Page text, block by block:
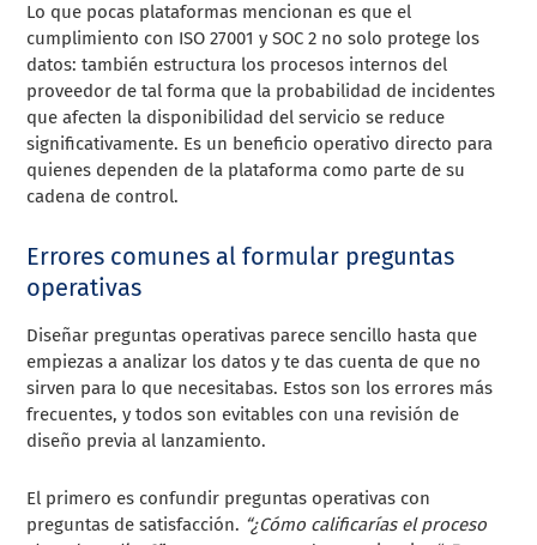
Lo que pocas plataformas mencionan es que el
cumplimiento con ISO 27001 y SOC 2 no solo protege los
datos: también estructura los procesos internos del
proveedor de tal forma que la probabilidad de incidentes
que afecten la disponibilidad del servicio se reduce
significativamente. Es un beneficio operativo directo para
quienes dependen de la plataforma como parte de su
cadena de control.
Errores comunes al formular preguntas
operativas
Diseñar preguntas operativas parece sencillo hasta que
empiezas a analizar los datos y te das cuenta de que no
sirven para lo que necesitabas. Estos son los errores más
frecuentes, y todos son evitables con una revisión de
diseño previa al lanzamiento.
El primero es confundir preguntas operativas con
preguntas de satisfacción. “¿Cómo calificarías el proceso